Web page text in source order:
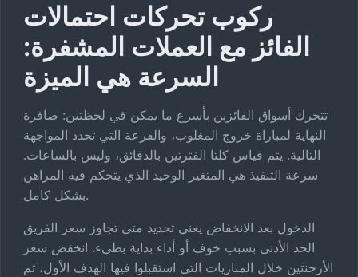
ركوب تحركات احتمالات
الفائز مع العملات المشفرة:
السرعة هي الميزة
تتحرك أسواق الفائزين بأسرع ما يمكن في لحظتين: صافرة
النهاية لمباراة خروج المغلوب، والقرعة التي تحدد المواجهة
التالية. يتم قياس كلتا الفترتين بالدقائق، وليس بالساعات.
سرعة التنفيذ هي المتغير الوحيد الذي يتحكم فيه المراهن
بشكل كامل.
الدخول بعد الانخفاض يعني تحديد متى تجاوز سعر الفريق
الحد الأدنى بسبب خوف أو أداء بداية بطيء. انخفض سعر
الأرجنتين خلال المباريات التي استقبلوا فيها الهدف الأول، ثم